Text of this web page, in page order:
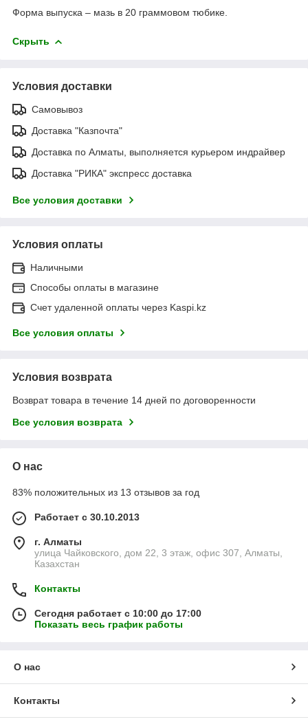
Форма выпуска – мазь в 20 граммовом тюбике.
Скрыть
Условия доставки
Самовывоз
Доставка "Казпочта"
Доставка по Алматы, выполняется курьером индрайвер
Доставка "РИКА" экспресс доставка
Все условия доставки
Условия оплаты
Наличными
Способы оплаты в магазине
Счет удаленной оплаты через Kaspi.kz
Все условия оплаты
Условия возврата
Возврат товара в течение 14 дней по договоренности
Все условия возврата
О нас
83% положительных из 13 отзывов за год
Работает с 30.10.2013
г. Алматы
улица Чайковского, дом 22, 3 этаж, офис 307, Алматы,
Казахстан
Контакты
Сегодня работает с 10:00 до 17:00
Показать весь график работы
О нас
Контакты